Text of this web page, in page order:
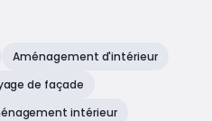
Aménagement d'intérieur
de façade
intérieur